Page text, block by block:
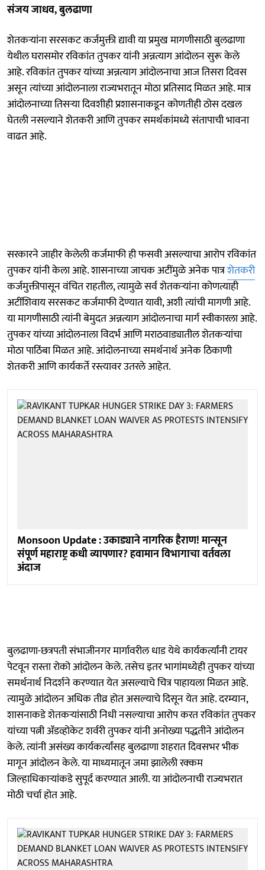
संजय जाधव, बुलढाणा
शेतकऱ्यांना सरसकट कर्जमुक्ती द्यावी या प्रमुख मागणीसाठी बुलढाणा
येथील घरासमोर रविकांत तुपकर यांनी अन्नत्याग आंदोलन सुरू केले
आहे. रविकांत तुपकर यांच्या अन्नत्याग आंदोलनाचा आज तिसरा दिवस
असून त्यांच्या आंदोलनाला राज्यभरातून मोठा प्रतिसाद मिळत आहे. मात्र
आंदोलनाच्या तिसऱ्या दिवशीही प्रशासनाकडून कोणतीही ठोस दखल
घेतली नसल्याने शेतकरी आणि तुपकर समर्थकांमध्ये संतापाची भावना
वाढत आहे.
सरकारने जाहीर केलेली कर्जमाफी ही फसवी असल्याचा आरोप रविकांत
तुपकर यांनी केला आहे. शासनाच्या जाचक अटींमुळे अनेक पात्रशेतकरी
कर्जमुक्तीपासून वंचित राहतील, त्यामुळे सर्व शेतकऱ्यांना कोणत्याही
अटींशिवाय सरसकट कर्जमाफी देण्यात यावी, अशी त्यांची मागणी आहे.
या मागणीसाठी त्यांनी बेमुदत अन्नत्याग आंदोलनाचा मार्ग स्वीकारला आहे.
तुपकर यांच्या आंदोलनाला विदर्भ आणि मराठवाड्यातील शेतकऱ्यांचा
मोठा पाठिंबा मिळत आहे. आंदोलनाच्या समर्थनार्थ अनेक ठिकाणी
शेतकरी आणि कार्यकर्ते रस्त्यावर उतरले आहेत.
Monsoon Update : उकाड्याने नागरिक हैराण! मान्सून
संपूर्ण महाराष्ट्र कधी व्यापणार? हवामान विभागाचा वर्तवला
अंदाज
बुलढाणा-छत्रपती संभाजीनगर मार्गावरील धाड येथे कार्यकर्त्यांनी टायर
पेटवून रास्ता रोको आंदोलन केले. तसेच इतर भागांमध्येही तुपकर यांच्या
समर्थनार्थ निदर्शने करण्यात येत असल्याचे चित्र पाहायला मिळत आहे.
त्यामुळे आंदोलन अधिक तीव्र होत असल्याचे दिसून येत आहे. दरम्यान,
शासनाकडे शेतकऱ्यांसाठी निधी नसल्याचा आरोप करत रविकांत तुपकर
यांच्या पत्नी ॲडव्होकेट शर्वरी तुपकर यांनी अनोख्या पद्धतीने आंदोलन
केले. त्यांनी असंख्य कार्यकर्त्यांसह बुलढाणा शहरात दिवसभर भीक
मागून आंदोलन केले. या माध्यमातून जमा झालेली रक्कम
जिल्हाधिकाऱ्यांकडे सुपूर्द करण्यात आली. या आंदोलनाची राज्यभरात
मोठी चर्चा होत आहे.